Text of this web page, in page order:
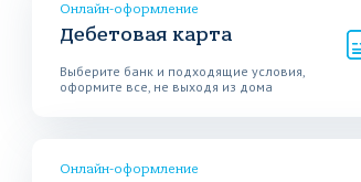
Онлайн-оформление
Дебетовая карта
Выберите банк и подходящие условия,
оформите все, не выходя из дома
Онлайн-оформление